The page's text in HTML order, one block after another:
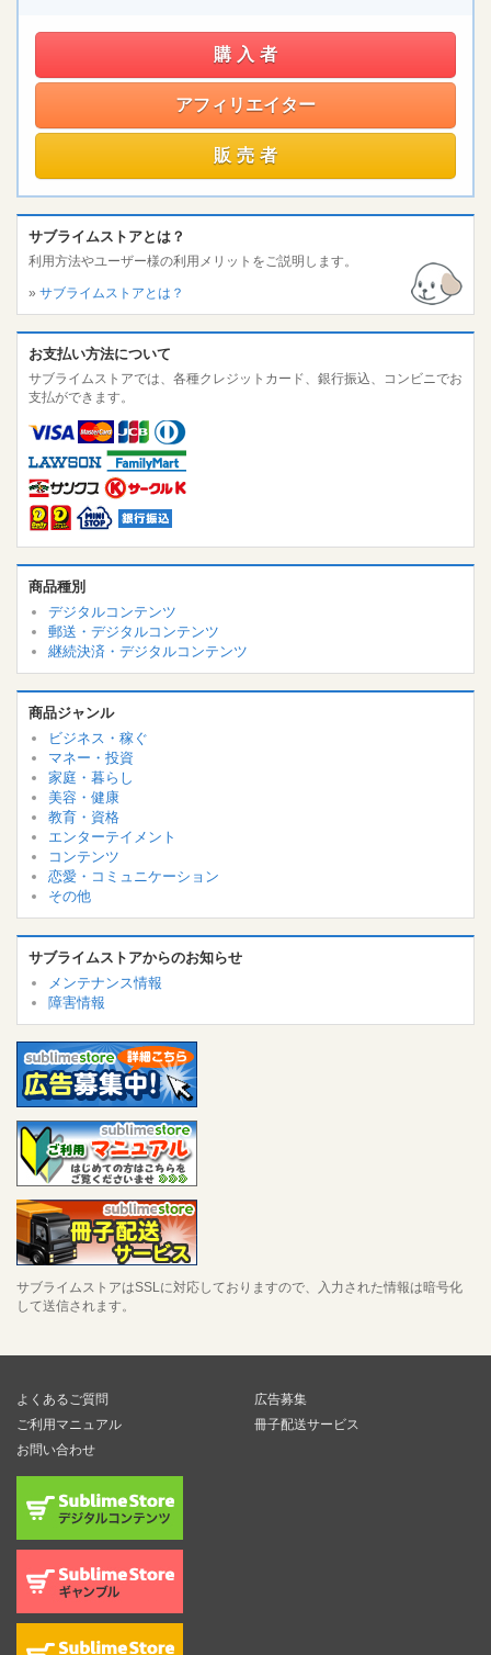
購入者
アフィリエイター
販売者
サブライムストアとは？
利用方法やユーザー様の利用メリットをご説明します。
» サブライムストアとは？
お支払い方法について
サブライムストアでは、各種クレジットカード、銀行振込、コンビニでお
支払ができます。
商品種別
デジタルコンテンツ
郵送・デジタルコンテンツ
継続決済・デジタルコンテンツ
商品ジャンル
ビジネス・稼ぐ
マネー・投資
家庭・暮らし
美容・健康
教育・資格
エンターテイメント
コンテンツ
恋愛・コミュニケーション
その他
サブライムストアからのお知らせ
メンテナンス情報
障害情報
サブライムストアはSSLに対応しておりますので、入力された情報は暗号化
して送信されます。
よくあるご質問
ご利用マニュアル
お問い合わせ
広告募集
冊子配送サービス